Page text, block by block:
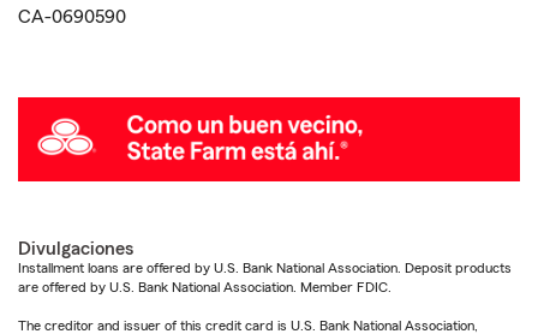
CA-0690590
Divulgaciones
Installment loans are offered by U.S. Bank National Association. Deposit products
are offered by U.S. Bank National Association. Member FDIC.
The creditor and issuer of this credit card is U.S. Bank National Association,